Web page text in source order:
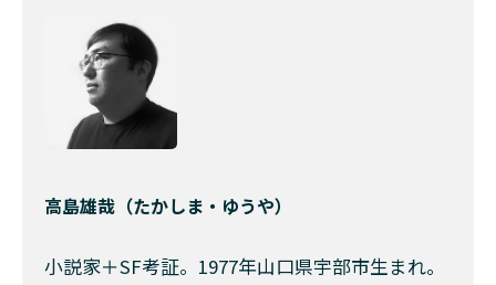
高島雄哉（たかしま・ゆうや）
小説家＋SF考証。1977年山口県宇部市生まれ。